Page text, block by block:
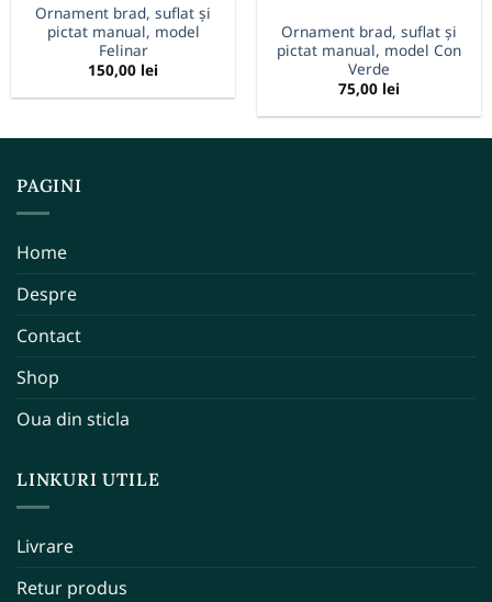
Ornament brad, suflat și
pictat manual, model
Felinar
150,00 lei
Ornament brad, suflat și
pictat manual, model Con
Verde
75,00 lei
PAGINI
Home
Despre
Contact
Shop
Oua din sticla
LINKURI UTILE
Livrare
Retur produs